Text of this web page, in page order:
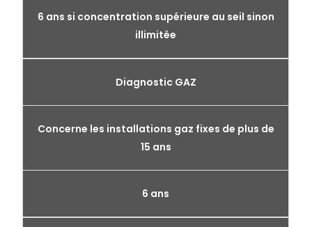
6 ans si concentration supérieure au seil sinon
illimitée
Diagnostic GAZ
Concerne les installations gaz fixes de plus de
15 ans
6 ans